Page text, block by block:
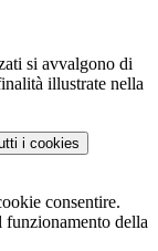
si avvalgono di
illustrate nella
i cookies
consentire.
funzionamento della